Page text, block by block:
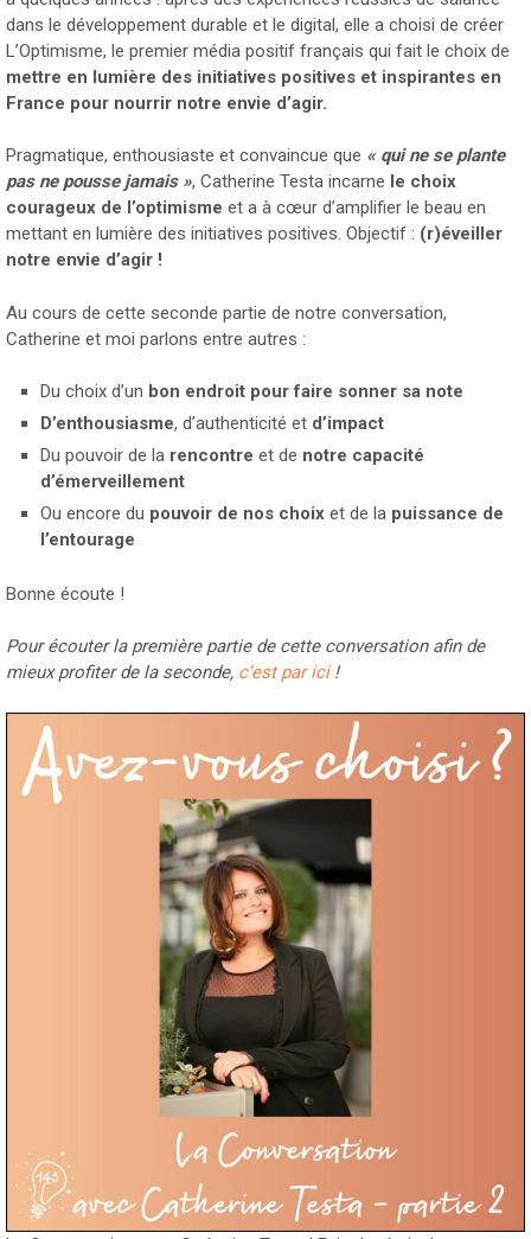
dans le développement durable et le digital, elle a choisi de créer
L’Optimisme, le premier média positif français qui fait le choix de
mettre en lumière des initiatives positives et inspirantes en
France pour nourrir notre envie d’agir.
Pragmatique, enthousiaste et convaincue que « qui ne se plante
pas ne pousse jamais », Catherine Testa incarne le choix
courageux de l’optimisme et a à cœur d’amplifier le beau en
mettant en lumière des initiatives positives. Objectif : (r)éveiller
notre envie d’agir !
Au cours de cette seconde partie de notre conversation,
Catherine et moi parlons entre autres :
Du choix d’un bon endroit pour faire sonner sa note
D’enthousiasme, d’authenticité et d’impact
Du pouvoir de la rencontre et de notre capacité
d’émerveillement
Ou encore du pouvoir de nos choixet de la puissance de
l’entourage
Bonne écoute !
Pour écouter la première partie de cette conversation afin de
mieux profiter de la seconde, c’est par ici!